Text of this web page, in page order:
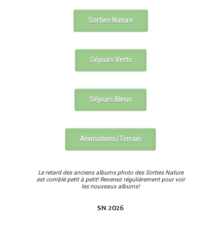
Sorties Nature
Séjours Verts
Séjours Bleus
Animations/Terrain
Le retard des anciens albums photo des Sorties Nature
est comblé petit à petit! Revenez régulièrement pour voir
les nouveaux albums!
SN 2026